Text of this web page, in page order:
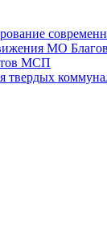
МО
МСП
твердых